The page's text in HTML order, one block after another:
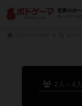
世界のボ
ボードゲー
2人～4人